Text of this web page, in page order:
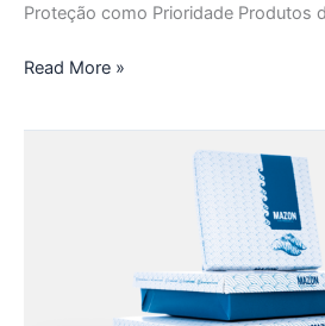
Proteção como Prioridade Produtos
Read More »